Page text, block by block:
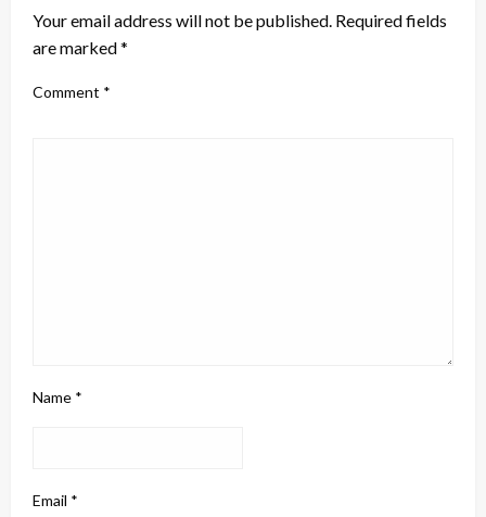
Your email address will not be published. Required fields
are marked*
Comment *
Name *
Email *